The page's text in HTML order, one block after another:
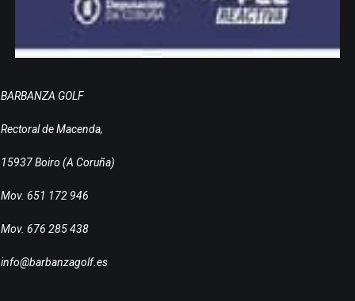
BARBANZA GOLF
Rectoral de Macenda,
15937 Boiro (A Coruña)
Mov. 651 172 946
Mov. 676 285 438
info@barbanzagolf.es